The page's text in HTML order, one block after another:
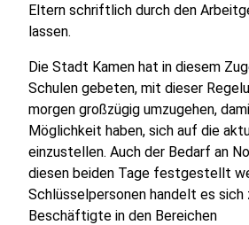
Eltern schriftlich durch den
lassen.
Die Stadt Kamen hat in diesem
Schulen gebeten, mit dieser
morgen großzügig umzugehen,
Möglichkeit haben, sich auf die
einzustellen. Auch der Bedarf an
diesen beiden Tage festgestellt
Schlüsselpersonen handelt es sich
Beschäftigte in den Bereichen